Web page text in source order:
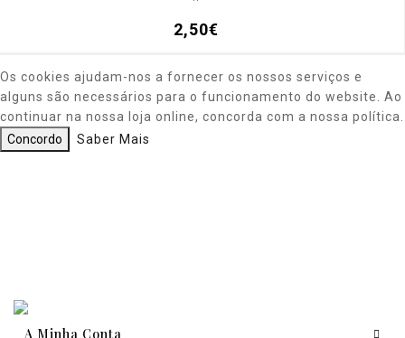
2,50€
Os cookies ajudam-nos a fornecer os nossos serviços e
alguns são necessários para o funcionamento do website. Ao
continuar na nossa loja online, concorda com a nossa política.
Concordo
Saber Mais
A Minha Conta